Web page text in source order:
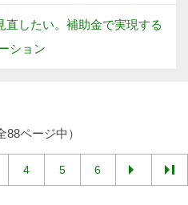
直したい。補助金で実現する
ション
88ページ中）
4 5 6